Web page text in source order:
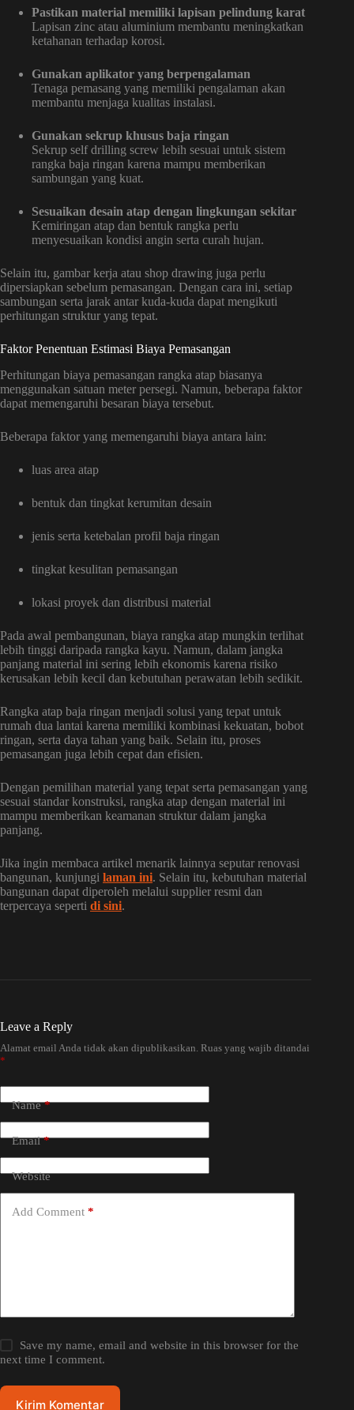
Pastikan material memiliki lapisan pelindung karat
Lapisan zinc atau aluminium membantu meningkatkan
ketahanan terhadap korosi.
Gunakan aplikator yang berpengalaman
Tenaga pemasang yang memiliki pengalaman akan
membantu menjaga kualitas instalasi.
Gunakan sekrup khusus baja ringan
Sekrup self drilling screw lebih sesuai untuk sistem
rangka baja ringan karena mampu memberikan
sambungan yang kuat.
Sesuaikan desain atap dengan lingkungan sekitar
Kemiringan atap dan bentuk rangka perlu
menyesuaikan kondisi angin serta curah hujan.
Selain itu, gambar kerja atau shop drawing juga perlu
dipersiapkan sebelum pemasangan. Dengan cara ini, setiap
sambungan serta jarak antar kuda-kuda dapat mengikuti
perhitungan struktur yang tepat.
Faktor Penentuan Estimasi Biaya Pemasangan
Perhitungan biaya pemasangan rangka atap biasanya
menggunakan satuan meter persegi. Namun, beberapa faktor
dapat memengaruhi besaran biaya tersebut.
Beberapa faktor yang memengaruhi biaya antara lain:
luas area atap
bentuk dan tingkat kerumitan desain
jenis serta ketebalan profil baja ringan
tingkat kesulitan pemasangan
lokasi proyek dan distribusi material
Pada awal pembangunan, biaya rangka atap mungkin terlihat
lebih tinggi daripada rangka kayu. Namun, dalam jangka
panjang material ini sering lebih ekonomis karena risiko
kerusakan lebih kecil dan kebutuhan perawatan lebih sedikit.
Rangka atap baja ringan menjadi solusi yang tepat untuk
rumah dua lantai karena memiliki kombinasi kekuatan, bobot
ringan, serta daya tahan yang baik. Selain itu, proses
pemasangan juga lebih cepat dan efisien.
Dengan pemilihan material yang tepat serta pemasangan yang
sesuai standar konstruksi, rangka atap dengan material ini
mampu memberikan keamanan struktur dalam jangka
panjang.
Jika ingin membaca artikel menarik lainnya seputar renovasi
bangunan, kunjungi laman ini. Selain itu, kebutuhan material
bangunan dapat diperoleh melalui supplier resmi dan
terpercaya seperti di sini.
Leave a Reply
Alamat email Anda tidak akan dipublikasikan. Ruas yang wajib ditandai
*
Name*
Email*
Website
Add Comment *
Save my name, email and website in this browser for the
next time I comment.
Kirim Komentar